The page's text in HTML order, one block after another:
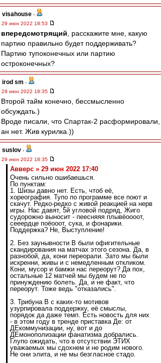
visahouse -
29 июн 2022 18:53
впередсмотрящий , расскажите мне, какую
партию правильно будет поддерживать?
Партию тупоконечных или партию
остроконечных?
irod sm -
29 июн 2022 18:35
Второй тайм конечно, бессмысленно
обсуждать.)
Вроде писали, что Спартак-2 расформировали,
ан нет. Жив курилка.))
suslov -
29 июн 2022 18:35
Авверс » 29 июн 2022 17:40
Очень сильно ошибаешься.
По пунктам:
1. Шизы давно нет. Есть, чтоб её,
хореография. Тупо по программе все поют и
скачут. Редко-редко с живой реакцией на нерв
игры. Нас давят, 5й угловой подряд, Жиго
судорожно выносит - пеесняяя плывёоооот,
сееердце поёооот, сука, и фонарики.
Поддержка? Не, Выступление!
2. Без заунывности В были офигительные
скандирования на матчах этого сезона. Да, в
разнобой, да, кони переорали. Зато мы были
искренни, живы и с немедленным откликом.
Кони, мусор и бамжи нас переорут? Да пох,
остальные 12 матчей мы будем не по
принуждению болеть. Да, и не факт, что
переорут. Тоже ведь "отказались".
3. Трибуна В с каких-то мотивов
узурпировала поддержку, её смыслы,
порядок да даже темп. Есть новость для них
- в этом году в тренде приставка Де: от
ДЕкоммунизации, ну, вот и до
ДЕмонополизации фанатизма добрались.
Глупо ожидать, что в отсутствии ЭТИХ
уважаемых мы сдохнем и не родим нового.
Не они элита, и не мы безгласное стадо.